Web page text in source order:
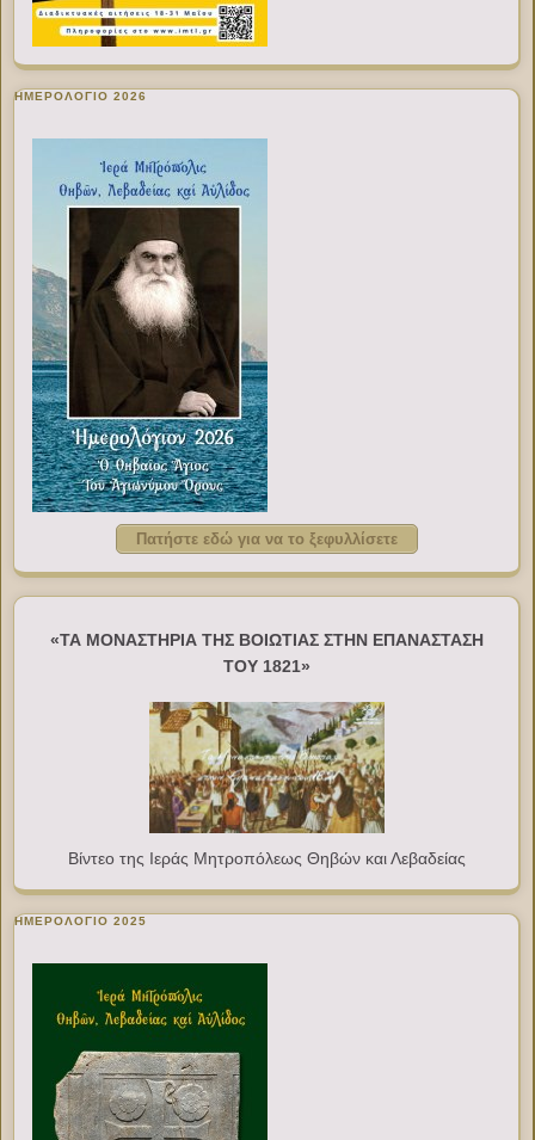
ΗΜΕΡΟΛΟΓΙΟ 2026
Πατήστε εδώ για να το ξεφυλλίσετε
«ΤΑ ΜΟΝΑΣΤΗΡΙΑ ΤΗΣ ΒΟΙΩΤΙΑΣ ΣΤΗΝ ΕΠΑΝΑΣΤΑΣΗ
ΤΟΥ 1821»
Βίντεο της Ιεράς Μητροπόλεως Θηβών και Λεβαδείας
ΗΜΕΡΟΛΟΓΙΟ 2025